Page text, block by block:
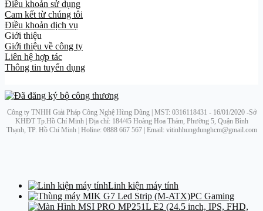
Điều khoản sử dụng
Cam kết từ chúng tôi
Điều khoản dịch vụ
Giới thiệu
Giới thiệu về công ty
Liên hệ hợp tác
Thông tin tuyển dụng
Công ty TNHH Giải Pháp Công Nghệ Hùng Dũng | MST: 0316118431 - 16/01/2020 -Sở
KHĐT Tp.Hồ Chí Minh | Địa chỉ: 184/45 Hoàng Hoa Thám, Phường 5, Quận Bình
Thạnh, TP. Hồ Chí Minh | Holine: 0888 667 567 | Email: vitinhhungdunghcm@gmail.com
Linh kiện máy tính
PC Gaming